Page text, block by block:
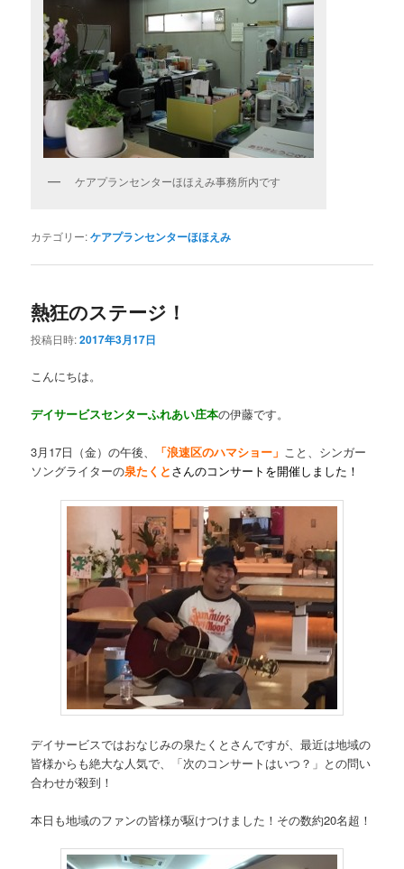
ケアプランセンターほほえみ事務所内です
カテゴリー:ケアプランセンターほほえみ
熱狂のステージ！
投稿日時:2017年3月17日
こんにちは。
デイサービスセンターふれあい庄本の伊藤です。
3月17日（金）の午後、 「浪速区のハマショー」 こと、シンガー
ソングライターの泉たくとさんのコンサートを開催しました！
デイサービスではおなじみの泉たくとさんですが、最近は地域の
皆様からも絶大な人気で、「次のコンサートはいつ？」との問い
合わせが殺到！
本日も地域のファンの皆様が駆けつけました！その数約20名超！